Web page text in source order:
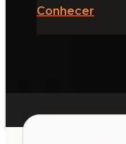
Conhecer